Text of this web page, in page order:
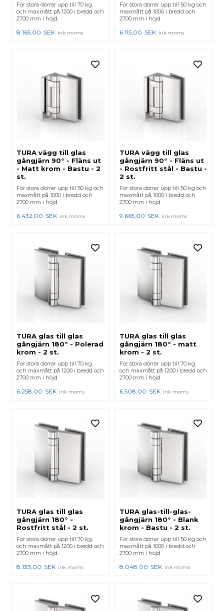
För stora dörrar upp till 70 kg,
och maxmått på 1200 i bredd och
2700 mm i höjd.
8.165,00 SEK ink moms
För stora dörrar upp till 50 kg och
maxmått på 1000 i bredd och
2700 mm i höjd.
6.115,00 SEK ink moms
TURA vägg till glas
gångjärn 90° - Fläns ut
- Matt krom - Bastu - 2
st.
För stora dörrar upp till 50 kg och
maxmått på 1000 i bredd och
2700 mm i höjd.
6.432,00 SEK ink moms
TURA vägg till glas
gångjärn 90° - Fläns ut
- Rostfritt stål - Bastu -
2 st.
För stora dörrar upp till 50 kg och
maxmått på 1000 i bredd och
2700 mm i höjd.
9.665,00 SEK ink moms
TURA glas till glas
gångjärn 180° - Polerad
krom - 2 st.
För stora dörrar upp till 70 kg,
och maxmått på 1200 i bredd och
2700 mm i höjd.
6.258,00 SEK ink moms
TURA glas till glas
gångjärn 180° - matt
krom - 2 st.
För stora dörrar upp till 70 kg,
och maxmått på 1200 i bredd och
2700 mm i höjd.
6.508,00 SEK ink moms
TURA glas till glas
gångjärn 180° -
Rostfritt stål - 2 st.
För stora dörrar upp till 70 kg,
och maxmått på 1200 i bredd och
2700 mm i höjd.
8.133,00 SEK ink moms
TURA glas-till-glas-
gångjärn 180° - Blank
krom - Bastu - 2 st.
För stora dörrar upp till 50 kg och
maxmått på 1000 i bredd och
2700 mm i höjd.
8.048,00 SEK ink moms